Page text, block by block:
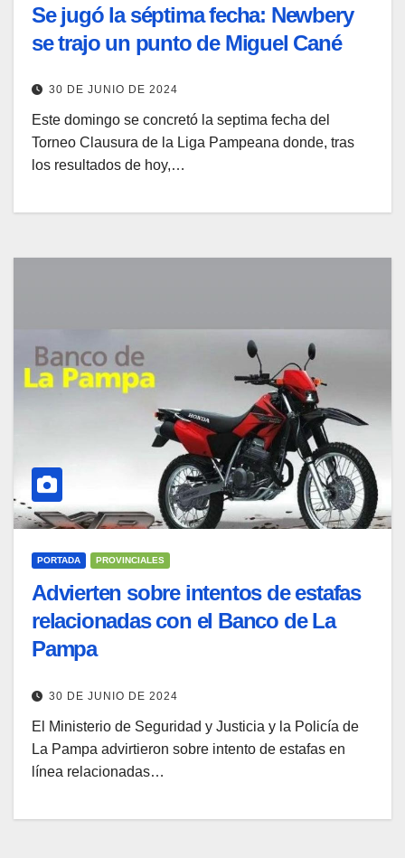
Se jugó la séptima fecha: Newbery
se trajo un punto de Miguel Cané
30 DE JUNIO DE 2024
Este domingo se concretó la septima fecha del
Torneo Clausura de la Liga Pampeana donde, tras
los resultados de hoy,…
PORTADA PROVINCIALES
Advierten sobre intentos de estafas
relacionadas con el Banco de La
Pampa
30 DE JUNIO DE 2024
El Ministerio de Seguridad y Justicia y la Policía de
La Pampa advirtieron sobre intento de estafas en
línea relacionadas…